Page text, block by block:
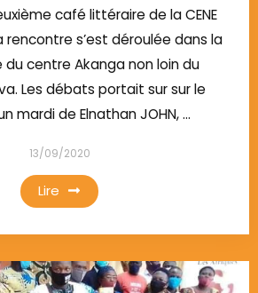
café littéraire de la CENE
rencontre s’est déroulée dans la
centre Akanga non loin du
Les débats portait sur sur le
mardi de Elnathan JOHN, ...
13/09/2020
Lire